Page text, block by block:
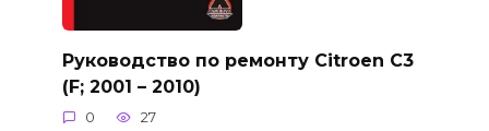
Руководство по ремонту Citroen C3
(F; 2001 – 2010)
0 27